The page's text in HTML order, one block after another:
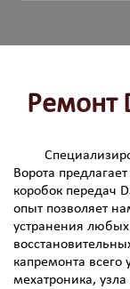
Ремонт
Ворота
коробок передач
опыт позволяет
устранения
капремонта всего
мехатроника,